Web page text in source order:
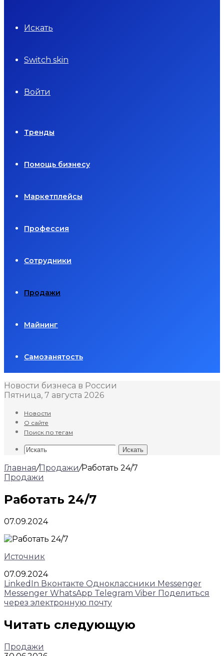
Искать
Switch skin
Войти
Тренды
Помощь бизнесу
Маркетплейсы
Профессия
Сотрудники
Продажи
Майнинг
Самозанятость
Новости бизнеса в России
Пятница, 7 августа 2026
Новости
О сайте
Поиск по тегам
Искать
Главная/Продажи/Работать 24/7
Продажи
Работать 24/7
07.09.2024
Источник
07.09.2024
LinkedIn Вконтакте Одноклассники Messenger
Messenger WhatsApp Telegram Viber Поделиться
через электронную почту
Читать следующую
Продажи